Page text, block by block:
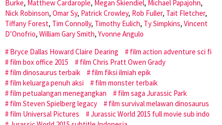
Burke, Matthew Cardarople, Megan Skiendiel, Michael Papajohn,
Nick Robinson, Omar Sy, Patrick Crowley, Rob Fuller, Tait Fletcher,
Tiffany Forest, Tim Connolly, Timothy Eulich, Ty Simpkins, Vincent
D’Onofrio, William Gary Smith, Yvonne Angulo
Bryce Dallas Howard Claire Dearing
film action adventure sci fi
film box office 2015
film Chris Pratt Owen Grady
film dinosaurus terbaik
film fiksi ilmiah epik
film keluarga penuh aksi
film monster terbaik
film petualangan menegangkan
film saga Jurassic Park
film Steven Spielberg legacy
film survival melawan dinosaurus
film Universal Pictures
Jurassic World 2015 full movie sub indo